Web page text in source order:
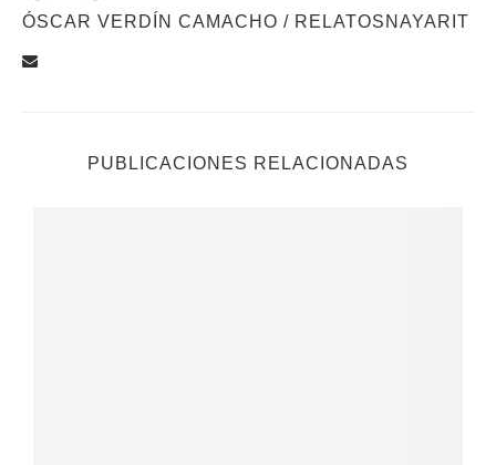
ÓSCAR VERDÍN CAMACHO / RELATOSNAYARIT
PUBLICACIONES RELACIONADAS